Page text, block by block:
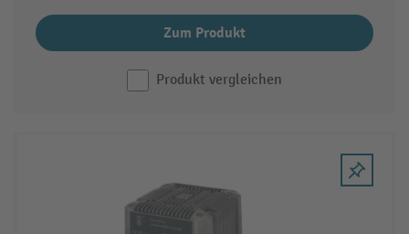
Zum Produkt
Produkt vergleichen